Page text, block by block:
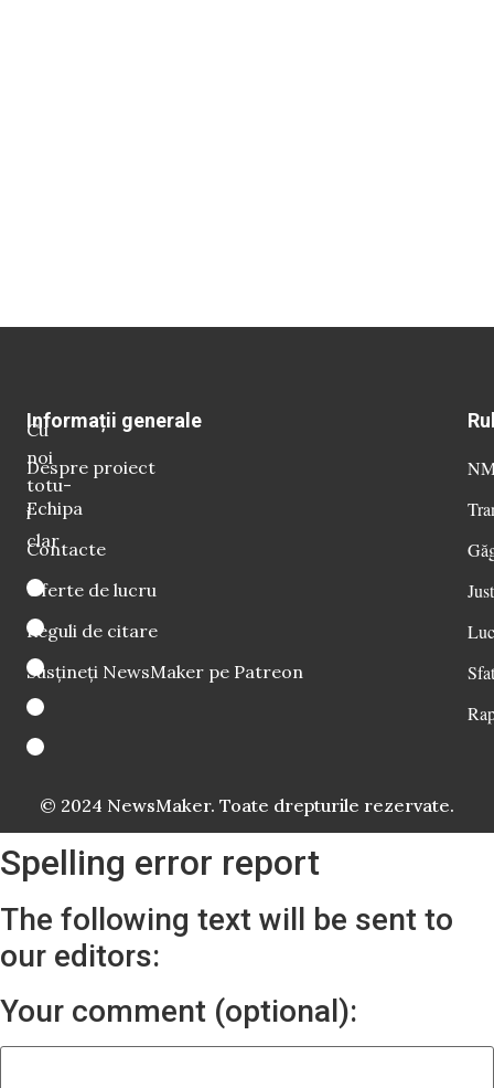
Cu
noi
totu-
i
clar
Informații generale
Despre proiect
Echipa
Contacte
Oferte de lucru
Reguli de citare
Susțineți NewsMaker pe Patreon
© 2024 NewsMaker. Toate drepturile rezervate.
Spelling error report
The following text will be sent to
our editors:
Your comment (optional):